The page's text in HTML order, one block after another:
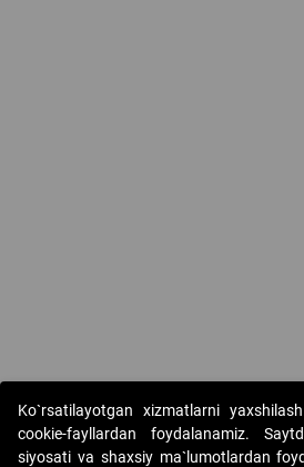
Ko`rsatilayotgan xizmatlarni
cookie-fayllardan foydalanamiz.
siyosati va shaxsiy ma`lumotlardan